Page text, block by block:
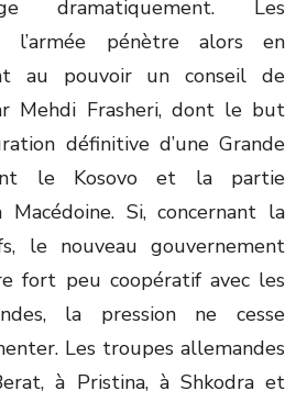
dramatiquement. Les
l’armée pénètre alors en
au pouvoir un conseil de
Mehdi Frasheri, dont le but
définitive d’une Grande
le Kosovo et la partie
Si, concernant la
le nouveau gouvernement
fort peu coopératif avec les
la pression ne cesse
Les troupes allemandes
à Pristina, à Shkodra et